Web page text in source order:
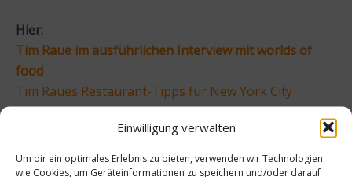
Einwilligung verwalten
Um dir ein optimales Erlebnis zu bieten, verwenden wir Technologien
wie Cookies, um Geräteinformationen zu speichern und/oder darauf
Hier:
Tim Raue im ausführlichen Interview mit worlds of
food
Tim Raues Restaurant-Tipps für New York City